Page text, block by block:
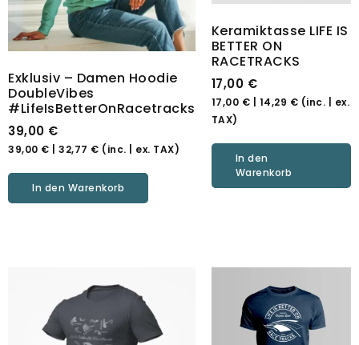
Exklusiv – Damen Hoodie
DoubleVibes
#LifeIsBetterOnRacetracks
39,00 €
39,00 € 32,77 € (inc. | ex. TAX)
In den Warenkorb
Keramiktasse LIFE IS
BETTER ON
RACETRACKS
17,00 €
17,00 € 14,29 € (inc. | ex.
TAX)
In den
Warenkorb